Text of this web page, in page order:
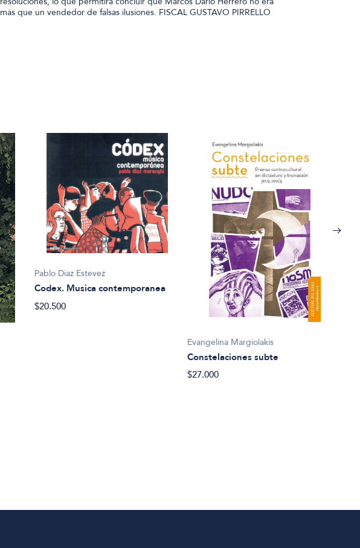
más que un vendedor de falsas ilusiones. FISCAL GUSTAVO PIRRELLO
Pablo Diaz Estevez
Codex. Musica contemporanea
$20.500
Evangelina Margiolakis
Constelaciones subte
$27.000